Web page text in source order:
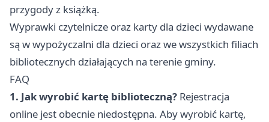
przygody z książką.
Wyprawki czytelnicze oraz karty dla dzieci wydawane
są w wypożyczalni dla dzieci oraz we wszystkich filiach
bibliotecznych działających na terenie gminy.
FAQ
1. Jak wyrobić kartę biblioteczną? Rejestracja
online jest obecnie niedostępna. Aby wyrobić kartę,